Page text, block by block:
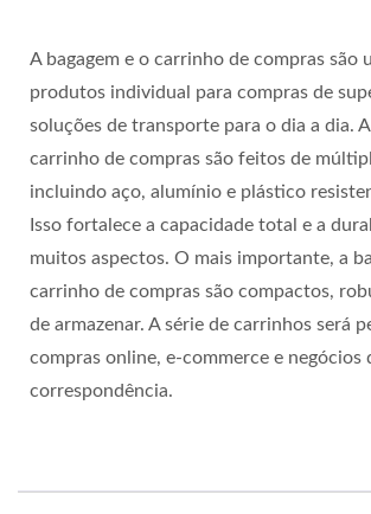
Duráveis E
WOODEVER
A bagagem e o carrinho de compras são
produtos individual para compras de
soluções de transporte para o dia a dia.
carrinho de compras são feitos de
incluindo aço, alumínio e plástico
Isso fortalece a capacidade total e a
muitos aspectos. O mais importante, a
carrinho de compras são compactos,
de armazenar. A série de carrinhos será
compras online, e-commerce e negócios
correspondência.